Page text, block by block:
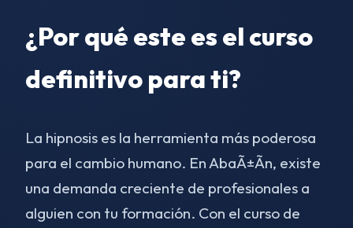
¿Por qué este es el curso
definitivo para ti?
La hipnosis es la herramienta más poderosa
para el cambio humano. En AbaÃ±Ã­n, existe
una demanda creciente de profesionales a
alguien con tu formación. Con el curso de